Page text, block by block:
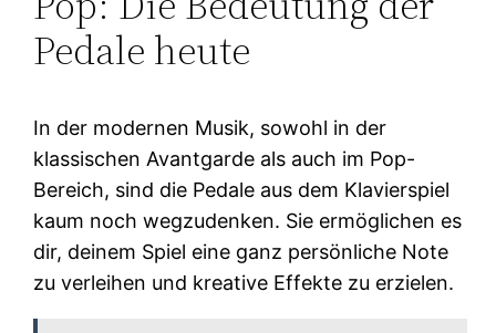
Pedale heute
In der modernen Musik, sowohl in der
klassischen Avantgarde als auch im Pop-
Bereich, sind die Pedale aus dem Klavierspiel
kaum noch wegzudenken. Sie ermöglichen es
dir, deinem Spiel eine ganz persönliche Note
zu verleihen und kreative Effekte zu erzielen.